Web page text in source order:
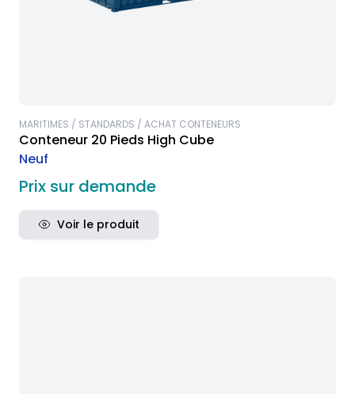
MARITIMES / STANDARDS / ACHAT CONTENEURS
Conteneur 20 Pieds High Cube
Neuf
Prix sur demande
Voir le produit